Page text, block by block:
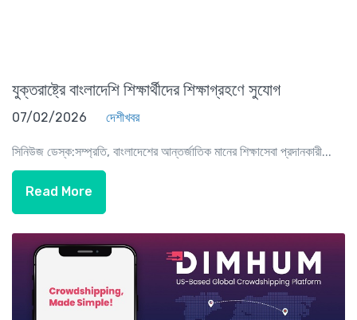
যুক্তরাষ্ট্রে বাংলাদেশি শিক্ষার্থীদের শিক্ষাগ্রহণে সুযোগ
07/02/2026 দেশীখবর
সিনিউজ ডেস্ক:সম্প্রতি, বাংলাদেশের আন্তর্জাতিক মানের শিক্ষাসেবা প্রদানকারী...
Read More